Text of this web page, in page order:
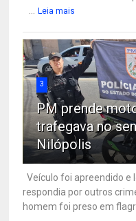
Leia mais
3
PM prende
trafegava no
Nilópolis
Veículo foi apreendido e
respondia por outros
homem foi preso em